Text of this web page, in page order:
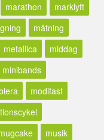
marathon
marklyft
mätning
metallica
middag
minibands
modifast
musik